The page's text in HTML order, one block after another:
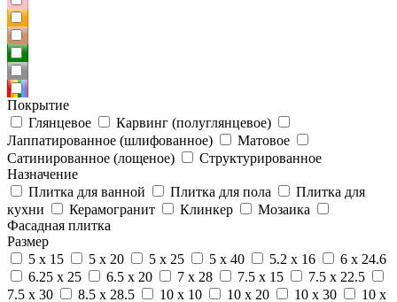
Покрытие
Глянцевое
Карвинг (полуглянцевое)
Лаппатированное (шлифованное)
Матовое
Сатинированное (лощеное)
Структурированное
Назначение
Плитка для ванной
Плитка для пола
Плитка для
кухни
Керамогранит Клинкер
Мозаика
Фасадная плитка
Размер
5 x 15
5 x 20 5 x 25 5 x 40 5.2 x 16
6 x 24.6
6.25 x 25
6.5 x 20 7 x 28 7.5 x 15
7.5 x 22.5
7.5 x 30
8.5 x 28.5 10 x 10 10 x 20 10 x 30 10 x